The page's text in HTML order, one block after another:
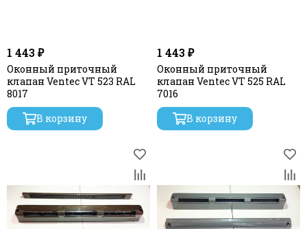
1 443 ₽
Оконный приточный
клапан Ventec VT 523 RAL
8017
В корзину
1 443 ₽
Оконный приточный
клапан Ventec VT 525 RAL
7016
В корзину